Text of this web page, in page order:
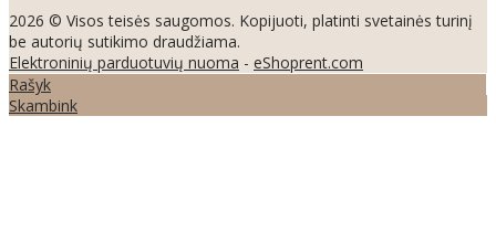
2026 © Visos teisės saugomos. Kopijuoti, platinti svetainės turinį
be autorių sutikimo draudžiama.
Elektroninių parduotuvių nuoma - eShoprent.com
Rašyk
Skambink